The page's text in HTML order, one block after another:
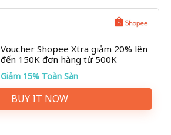
Voucher Shopee Xtra giảm 20% lên
đến 150K đơn hàng từ 500K
Giảm 15% Toàn Sàn
BUY IT NOW